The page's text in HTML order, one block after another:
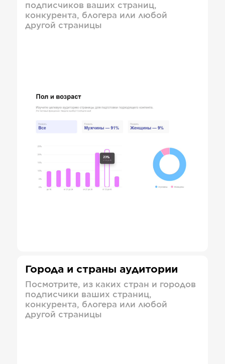
подписчиков ваших страниц,
конкурента, блогера или любой
другой страницы
Города и страны аудитории
Посмотрите, из каких стран и городов
подписчики ваших страниц,
конкурента, блогера или любой
другой страницы